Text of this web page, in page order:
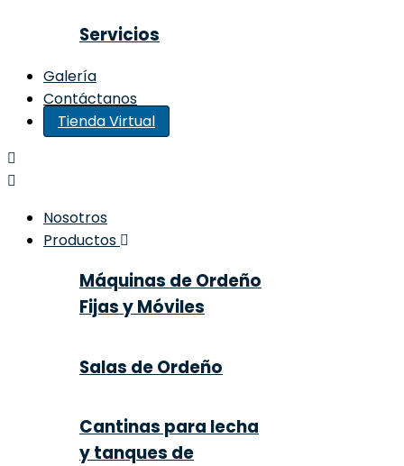
Servicios
Galería
Contáctanos
Tienda Virtual
Nosotros
Productos
Máquinas de Ordeño
Fijas y Móviles
Salas de Ordeño
Cantinas para lecha
y tanques de